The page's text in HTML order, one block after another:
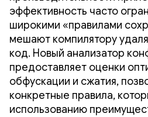
эффективность часто
широкими «правилами
мешают компилятору
код. Новый анализатор
предоставляет оценки
обфускации и сжатия,
конкретные правила,
использованию